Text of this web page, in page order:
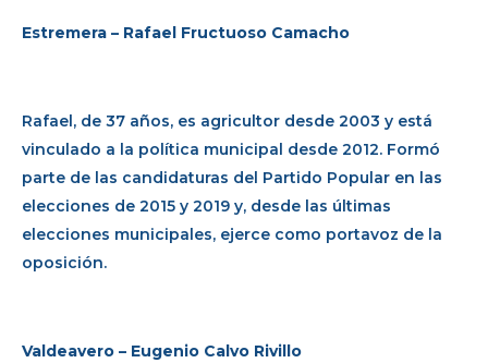
Estremera – Rafael Fructuoso Camacho
Rafael, de 37 años, es agricultor desde 2003 y está
vinculado a la política municipal desde 2012. Formó
parte de las candidaturas del Partido Popular en las
elecciones de 2015 y 2019 y, desde las últimas
elecciones municipales, ejerce como portavoz de la
oposición.
Valdeavero – Eugenio Calvo Rivillo